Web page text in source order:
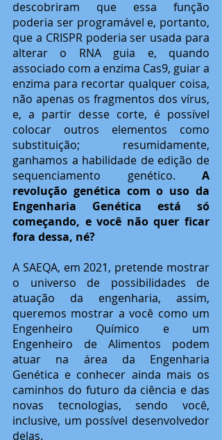
descobriram que essa função
poderia ser programável e, portanto,
que a CRISPR poderia ser usada para
alterar o RNA guia e, quando
associado com a enzima Cas9, guiar a
enzima para recortar qualquer coisa,
não apenas os fragmentos dos vírus,
e, a partir desse corte, é possível
colocar outros elementos como
substituição; resumidamente,
ganhamos a habilidade de edição de
sequenciamento genético. A
revolução genética com o uso da
Engenharia Genética está só
começando, e você não quer ficar
fora dessa, né?
A SAEQA, em 2021, pretende mostrar
o universo de possibilidades de
atuação da engenharia, assim,
queremos mostrar a você como um
Engenheiro Químico e um
Engenheiro de Alimentos podem
atuar na área da Engenharia
Genética e conhecer ainda mais os
caminhos do futuro da ciência e das
novas tecnologias, sendo você,
inclusive, um possível desenvolvedor
delas.